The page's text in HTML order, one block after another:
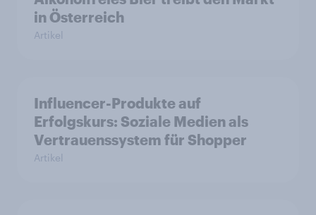
in Österreich
Artikel
Influencer-Produkte auf
Erfolgskurs: Soziale Medien als
Vertrauenssystem für Shopper
Artikel